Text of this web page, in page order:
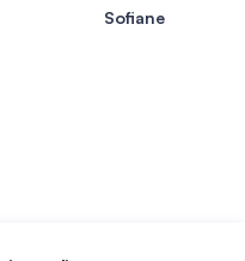
Sofiane